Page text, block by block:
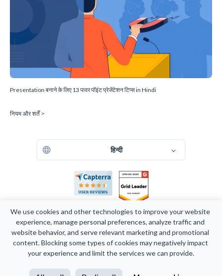
We use cookies and other technologies to improve your website
experience, manage personal preferences, analyze traffic and
website behavior, and serve relevant marketing and promotional
content. Blocking some types of cookies may negatively impact
your experience and limit the services we can provide.
Presentation बनाने के लिए 13 पावर पॉइंट प्रेजेंटेशन टिप्स in Hindi
नियम और शर्तें >
हिन्दी
कॉपीराइट 2026 Easy WebContent, LLC.(DBA Visme)। सर्वाधिकार सुरक्षित। गर्व
से मैरीलैंड में बनाया गया।
नियम और शर्तें साइट मैप